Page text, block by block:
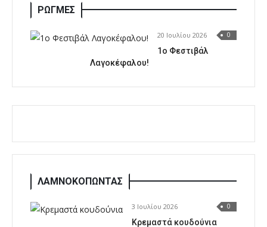
ΡΩΓΜΕΣ
20 Ιουλίου 2026 0
1o Φεστιβάλ
Λαγοκέφαλου!
ΛΑΜΝΟΚΟΠΩΝΤΑΣ
3 Ιουλίου 2026 0
Κρεμαστά κουδούνια